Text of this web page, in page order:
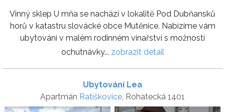
Vinný sklep U mňa se nachází v lokalitě Pod Dubňansků
horů v katastru slovácké obce Mutěnice. Nabízíme vám
ubytování v malém rodinném vinařství s možností
ochutnávky... zobrazit detail
Ubytování Lea
Apartmán Ratíškovice, Rohatecká 1401